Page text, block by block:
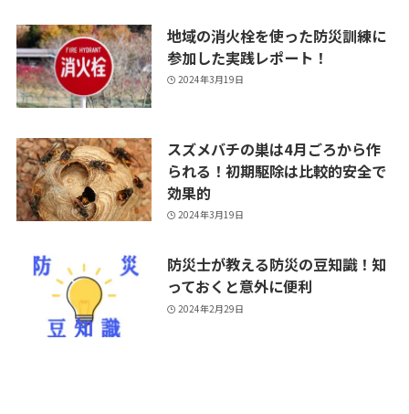
地域の消火栓を使った防災訓練に
参加した実践レポート！
2024年3月19日
スズメバチの巣は4月ごろから作
られる！初期駆除は比較的安全で
効果的
2024年3月19日
防災士が教える防災の豆知識！知
っておくと意外に便利
2024年2月29日